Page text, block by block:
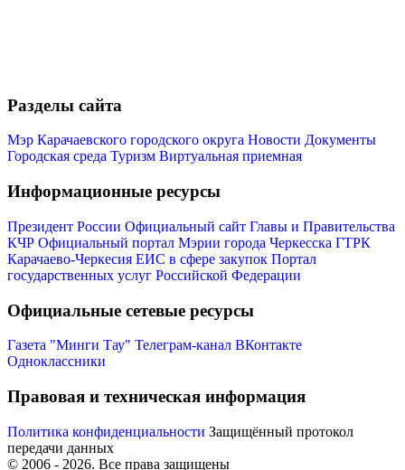
Разделы сайта
Мэр Карачаевского городского округа Новости Документы
Городская среда Туризм Виртуальная приемная
Информационные ресурсы
Президент России Официальный сайт Главы и Правительства
КЧР Официальный портал Мэрии города Черкесска ГТРК
Карачаево-Черкесия ЕИС в сфере закупок Портал
государственных услуг Российской Федерации
Официальные сетевые ресурсы
Газета "Минги Тау" Телеграм-канал ВКонтакте
Одноклассники
Правовая и техническая информация
Политика конфиденциальности Защищённый протокол
передачи данных
© 2006 - 2026. Все права защищены